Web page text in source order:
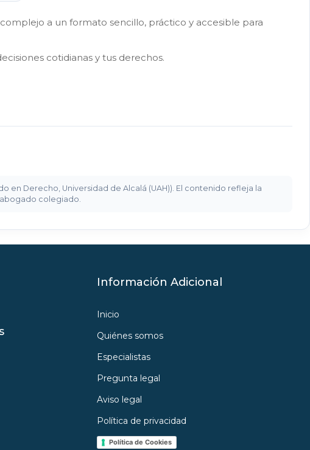
a un formato sencillo, práctico y accesible para
cotidianas y tus derechos.
en Derecho, Universidad de Alcalá (UAH)). El contenido refleja la
colegiado.
Información Adicional
Inicio
Quiénes somos
Especialistas
Pregunta legal
Aviso legal
Política de privacidad
Política de Cookies